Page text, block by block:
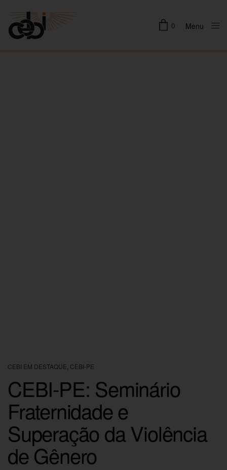
0 Menu
CEBI EM DESTAQUE CEBI-PE
CEBI-PE: Seminário
Fraternidade e
Superação da Violência
de Gênero